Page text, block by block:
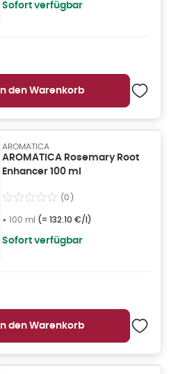
Sofort verfügbar
In den Warenkorb
AROMATICA
AROMATICA Rosemary Root
Enhancer 100 ml
(0)
• 100 ml (= 132.10 €/l)
Sofort verfügbar
In den Warenkorb